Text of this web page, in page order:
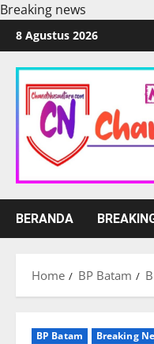
Breaking news
Skip
to
content
8 Agustus 2026
BERANDA
Home BP Batam
BP Batam Breaking